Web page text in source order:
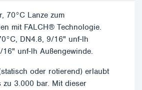
70°C Lanze zum
mit FALCH® Technologie.
DN4.8, 9/16" unf-lh
unf-lh Außengewinde.
oder rotierend) erlaubt
zu 3.000 bar. Mit dieser